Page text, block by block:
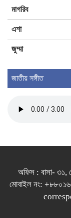
মাগরিব
এশা
জুম্মা
জাতীয় সঙ্গীত
অফিস : বাসা- ৩১,
মোবাইল নং: